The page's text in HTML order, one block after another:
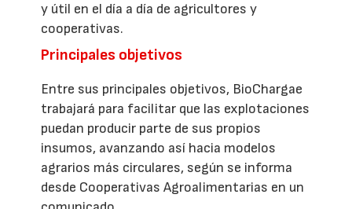
y útil en el día a día de agricultores y
cooperativas.
Principales objetivos
Entre sus principales objetivos, BioChargae
trabajará para facilitar que las explotaciones
puedan producir parte de sus propios
insumos, avanzando así hacia modelos
agrarios más circulares, según se informa
desde Cooperativas Agroalimentarias en un